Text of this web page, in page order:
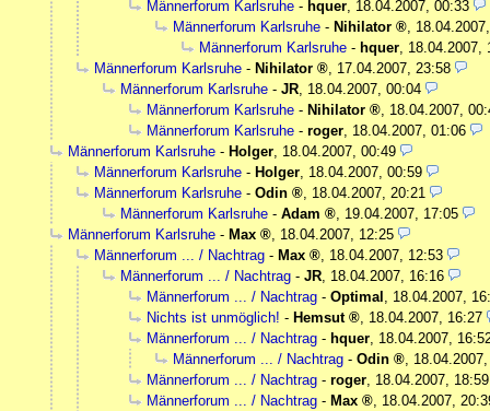
Männerforum Karlsruhe - hquer, 18.04.2007, 00:33
Männerforum Karlsruhe - Nihilator ,
Männerforum Karlsruhe - hquer, 18.04.2007,
Männerforum Karlsruhe - Nihilator , 17.04.2007, 23:58
Männerforum Karlsruhe - JR, 18.04.2007, 00:04
Männerforum Karlsruhe - Nihilator , 18.04.2007,
Männerforum Karlsruhe - roger, 18.04.2007, 01:06
Männerforum Karlsruhe - Holger, 18.04.2007, 00:49
Männerforum Karlsruhe - Holger, 18.04.2007, 00:59
Männerforum Karlsruhe - Odin , 18.04.2007, 20:21
Männerforum Karlsruhe - Adam , 19.04.2007, 17:05
Männerforum Karlsruhe - Max , 18.04.2007, 12:25
Männerforum ... / Nachtrag - Max , 18.04.2007, 12:53
Männerforum ... / Nachtrag - JR, 18.04.2007, 16:16
Männerforum ... / Nachtrag - Optimal , 18.04.2007,
Nichts ist unmöglich! - Hemsut , 18.04.2007, 16:27
Männerforum ... / Nachtrag - hquer, 18.04.2007,
Männerforum ... / Nachtrag - Odin ,
Männerforum ... / Nachtrag - roger, 18.04.2007, 18:59
Männerforum ... / Nachtrag - Max , 18.04.2007,